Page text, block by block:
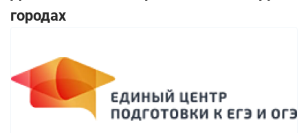
городах